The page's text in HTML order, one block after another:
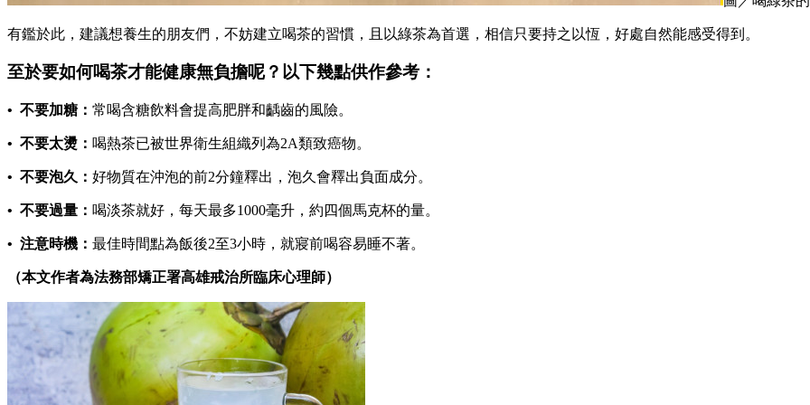
有鑑於此，建議想養生的朋友們，不妨建立喝茶的習慣，且以綠茶為首選，相信只要持之以恆，好處自然能感受得到。
至於要如何喝茶才能健康無負擔呢？以下幾點供作參考：
• 不要加糖： 常喝含糖飲料會提高肥胖和齲齒的風險。
• 不要太燙： 喝熱茶已被世界衛生組織列為2A類致癌物。
• 不要泡久： 好物質在沖泡的前2分鐘釋出，泡久會釋出負面成分。
• 不要過量： 喝淡茶就好，每天最多1000毫升，約四個馬克杯的量。
• 注意時機： 最佳時間點為飯後2至3小時，就寢前喝容易睡不著。
（本文作者為法務部矯正署高雄戒治所臨床心理師）